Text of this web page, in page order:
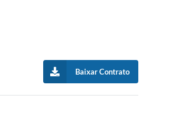
Baixar Contrato